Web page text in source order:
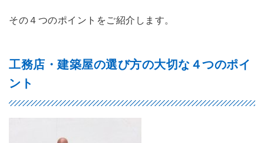
その４つのポイントをご紹介します。
工務店・建築屋の選び方の大切な４つのポイ
ント